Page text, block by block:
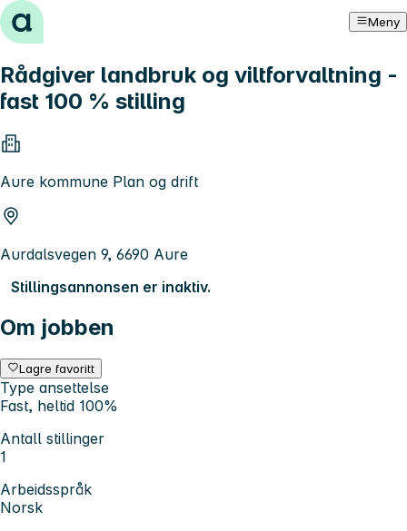
Hopp til innhold Meny
Rådgiver landbruk og viltforvaltning -
fast 100 % stilling
Aure kommune Plan og drift
Aurdalsvegen 9, 6690 Aure
Stillingsannonsen er inaktiv.
Om jobben
Lagre favoritt
Type ansettelse
Fast, heltid 100%
Antall stillinger
1
Arbeidsspråk
Norsk